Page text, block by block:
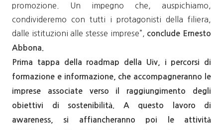
promozione. Un impegno che, auspichiamo,
condivideremo con tutti i protagonisti della filiera,
dalle istituzioni alle stesse imprese”, conclude Ernesto
Abbona.
Prima tappa della roadmap della Uiv, i percorsi di
formazione e informazione, che accompagneranno le
imprese associate verso il raggiungimento degli
obiettivi di sostenibilità. A questo lavoro di
awareness, si affiancheranno poi le attività